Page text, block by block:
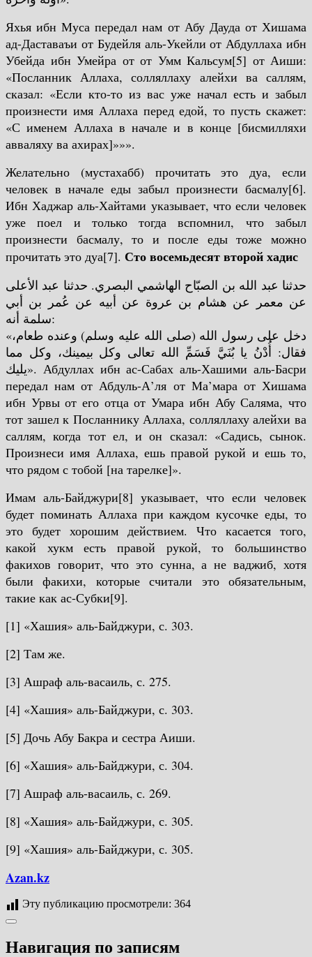
Яхья ибн Муса передал нам от Абу Дауда от Хишама
ад-Даставаъи от Будейля аль-Укейли от Абдуллаха ибн
Убейда ибн Умейра от от Умм Кальсум[5] от Аиши:
«Посланник Аллаха, солляллаху алейхи ва саллям,
сказал: «Если кто-то из вас уже начал есть и забыл
произнести имя Аллаха перед едой, то пусть скажет:
«С именем Аллаха в начале и в конце [бисмилляхи
авваляху ва ахирах]»»».
Желательно (мустахабб) прочитать это дуа, если
человек в начале еды забыл произнести басмалу[6].
Ибн Хаджар аль-Хайтами указывает, что если человек
уже поел и только тогда вспомнил, что забыл
произнести басмалу, то и после еды тоже можно
прочитать это дуа[7]. Сто восемьдесят второй хадис
حدثنا عبد الله بن الصبّاح الهاشمي البصري. حدثنا عبد الأعلى
عن معمر عن هشام بن عروة عن أبيه عن عُمر بن أبي
سلمة أنه:
«دخل على رسول الله (صلى الله عليه وسلم) وعنده طعام،
فقال: أُدْنُ يا بُنَيَّ فَسَمِّ الله تعالى وكل بيمينك، وكل مما
يليك». Абдуллах ибн ас-Сабах аль-Хашими аль-Басри
передал нам от Абдуль-А’ля от Ма’мара от Хишама
ибн Урвы от его отца от Умара ибн Абу Саляма, что
тот зашел к Посланнику Аллаха, солляллаху алейхи ва
саллям, когда тот ел, и он сказал: «Садись, сынок.
Произнеси имя Аллаха, ешь правой рукой и ешь то,
что рядом с тобой [на тарелке]».
Имам аль-Байджури[8] указывает, что если человек
будет поминать Аллаха при каждом кусочке еды, то
это будет хорошим действием. Что касается того,
какой хукм есть правой рукой, то большинство
факихов говорит, что это сунна, а не ваджиб, хотя
были факихи, которые считали это обязательным,
такие как ас-Субки[9].
[1] «Хашия» аль-Байджури, с. 303.
[2] Там же.
[3] Ашраф аль-васаиль, с. 275.
[4] «Хашия» аль-Байджури, с. 303.
[5] Дочь Абу Бакра и сестра Аиши.
[6] «Хашия» аль-Байджури, с. 304.
[7] Ашраф аль-васаиль, с. 269.
[8] «Хашия» аль-Байджури, с. 305.
[9] «Хашия» аль-Байджури, с. 305.
Azan.kz
Эту публикацию просмотрели: 364
Навигация по записям